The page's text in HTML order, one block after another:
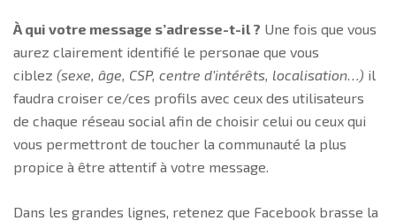
À qui votre message s’adresse-t-il ? Une fois que vous
aurez clairement identifié le personae que vous
ciblez (sexe, âge, CSP, centre d’intérêts, localisation…) il
faudra croiser ce/ces profils avec ceux des utilisateurs
de chaque réseau social afin de choisir celui ou ceux qui
vous permettront de toucher la communauté la plus
propice à être attentif à votre message.
Dans les grandes lignes, retenez que Facebook brasse la